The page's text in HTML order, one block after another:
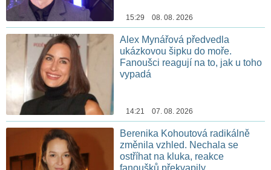
15:29 08. 08. 2026
Alex Mynářová předvedla
ukázkovou šipku do moře.
Fanoušci reagují na to, jak u toho
vypadá
14:21 07. 08. 2026
Berenika Kohoutová radikálně
změnila vzhled. Nechala se
ostříhat na kluka, reakce